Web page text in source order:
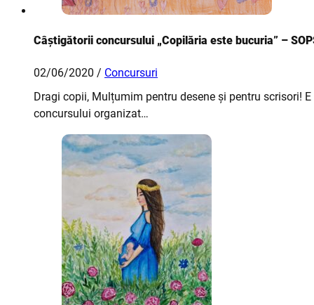
Câștigătorii concursului „Copilăria este bucuria” –
02/06/2020 / Concursuri
Dragi copii, Mulțumim pentru desene și pentru scrisori!
concursului organizat…